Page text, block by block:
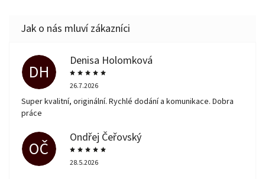
DH
Denisa Holomková
26.7.2026
Super kvalitní, originální. Rychlé dodání a komunikace. Dobra
práce
OČ
Ondřej Čeřovský
28.5.2026